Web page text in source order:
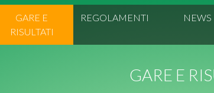
GARE E
RISULTATI
REGOLAMENTI NEWS
GARE E